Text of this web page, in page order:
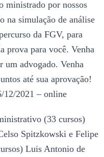
ministrado por nossos
na simulação de análise
da FGV, para
prova para você. Venha
um advogado. Venha
até sua aprovação!
12/2021 – online
(33 cursos)
Spitzkowski e Felipe
Luis Antonio de